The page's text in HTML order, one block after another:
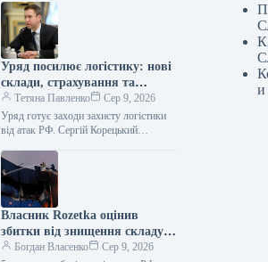
Уряд посилює логістику: нові
склади, страхування та
кредити проти атак РФ
Тетяна Павленко
Сер 9, 2026
Уряд готує заходи захисту логістики
від атак РФ. Сергій Корецький
провів термінову нараду з
представниками бізнесу, ритейлу…
Власник Rozetka оцінив
збитки від знищення складу в
кілька мільярдів гривень
Богдан Власенко
Сер 9, 2026
и